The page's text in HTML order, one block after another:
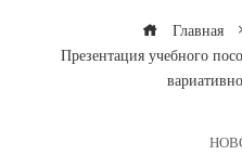
Главная
Презентация учебного